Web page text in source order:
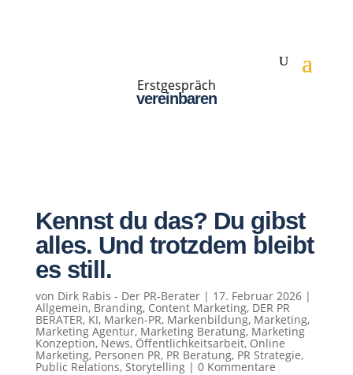
Erstgespräch
vereinbaren
Kennst du das? Du gibst
alles. Und trotzdem bleibt
es still.
von Dirk Rabis - Der PR-Berater| 17. Februar 2026|
Allgemein, Branding, Content Marketing, DER PR
BERATER, KI, Marken-PR, Markenbildung, Marketing,
Marketing Agentur, Marketing Beratung, Marketing
Konzeption,News, Öffentlichkeitsarbeit, Online
Marketing, Personen PR, PR Beratung, PR Strategie,
Public Relations, Storytelling| 0 Kommentare